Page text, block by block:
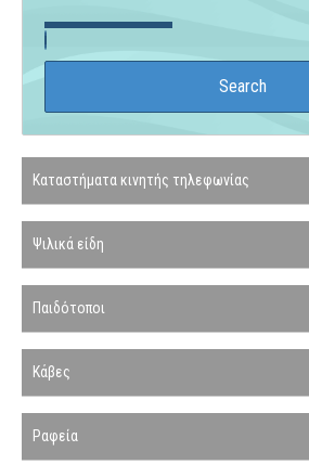
Καταστήματα κινητής τηλεφωνίας
Ψιλικά είδη
Παιδότοποι
Κάβες
Ραφεία